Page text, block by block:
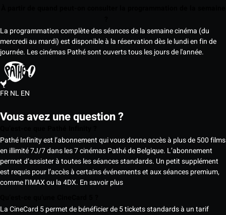
La programmation complète des séances de la semaine cinéma (du
mercredi au mardi) est disponible à la réservation dès le lundi en fin de
journée. Les cinémas Pathé sont ouverts tous les jours de l'année.
FRNLEN
Vous avez une question ?
Pathé Infinity est l’abonnement qui vous donne accès à plus de 500 films
en illimité 7J/7 dans les 7 cinémas Pathé de Belgique. L’abonnement
permet d’assister à toutes les séances standards. Un petit supplément
est requis pour l’accès à certains événements et aux séances premium,
comme l’IMAX ou la 4DX. En savoir plus
La CineCard 5 permet de bénéficier de 5 tickets standards à un tarif